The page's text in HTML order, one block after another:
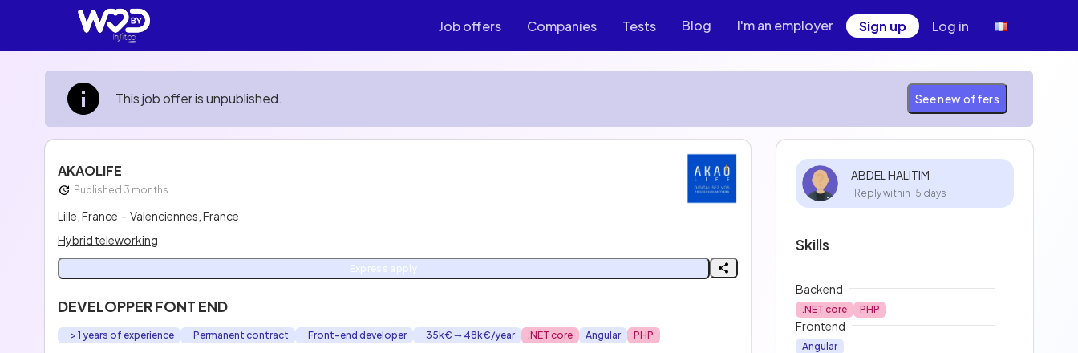
Job offers Companies Tests Blog I'm an employer Sign up Log in
This job offer is unpublished. See new offers
AKAOLIFE
Published 3 months
Lille, France - Valenciennes, France
Hybrid teleworking
Express apply
DEVELOPPER FONT END
> 1 years of experience Permanent contract Front-end developer 35k€ ➞ 48k€/year .NET core Angular PHP
ABDEL HALITIM
Reply within 15 days
Skills
Backend
.NET core PHP
Frontend
Angular